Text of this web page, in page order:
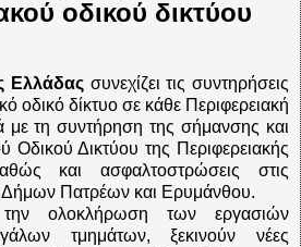
οδικού δικτύου
Ελλάδας συνεχίζει τις συντηρήσεις
οδικό δίκτυο σε κάθε Περιφερειακή
με τη συντήρηση της σήμανσης και
Οδικού Δικτύου της Περιφερειακής
και ασφαλτοστρώσεις στις
Δήμων Πατρέων και Ερυμάνθου.
την ολοκλήρωση των εργασιών
τμημάτων, ξεκινούν νέες